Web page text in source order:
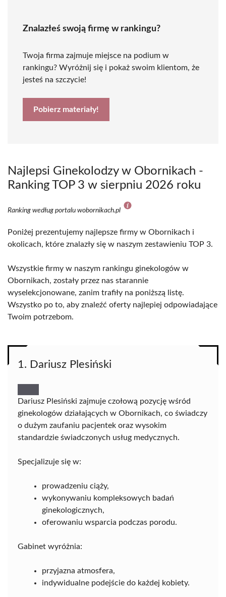
Znalazłeś swoją firmę w rankingu?
Twoja firma zajmuje miejsce na podium w
rankingu? Wyróżnij się i pokaż swoim klientom, że
jesteś na szczycie!
Pobierz materiały!
Najlepsi Ginekolodzy w Obornikach -
Ranking TOP 3 w sierpniu 2026 roku
Ranking według portalu wobornikach.pl
Poniżej prezentujemy najlepsze firmy w Obornikach i
okolicach, które znalazły się w naszym zestawieniu TOP 3.
Wszystkie firmy w naszym rankingu ginekologów w
Obornikach, zostały przez nas starannie
wyselekcjonowane, zanim trafiły na poniższą listę.
Wszystko po to, aby znaleźć oferty najlepiej odpowiadające
Twoim potrzebom.
1. Dariusz Plesiński
Dariusz Plesiński zajmuje czołową pozycję wśród
ginekologów działających w Obornikach, co świadczy
o dużym zaufaniu pacjentek oraz wysokim
standardzie świadczonych usług medycznych.
Specjalizuje się w:
prowadzeniu ciąży,
wykonywaniu kompleksowych badań
ginekologicznych,
oferowaniu wsparcia podczas porodu.
Gabinet wyróżnia:
przyjazna atmosfera,
indywidualne podejście do każdej kobiety.